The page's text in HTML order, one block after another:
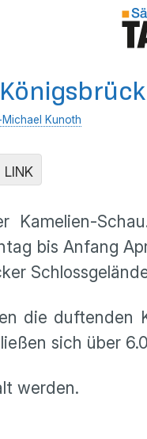
Michael Kunoth
LINK
Kamelien-
bis Anfang
die duftenden
sich über
werden.